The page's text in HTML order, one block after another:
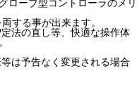
ローブ型コントローラのメリ
する事が出来ます。
法の直し等、快適な操作体
は予告なく変更される場合